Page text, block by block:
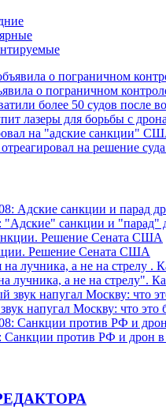
о пограничном
более 50 судов после
лазеры для борьбы с
на "адские санкции"
на решение
"Адские" санкции и "парад"
Решение Сената США
лучника, а не на стрелу".
напугал Москву: что это
Санкции против РФ и дрон